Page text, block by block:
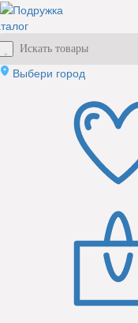
Выбери город